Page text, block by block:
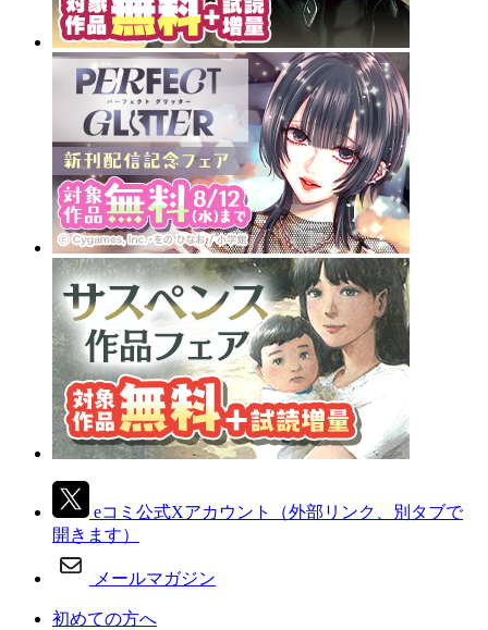
eコミ公式Xアカウント
（外部リンク、別タブで
開きます）
メールマガジン
初めての方へ